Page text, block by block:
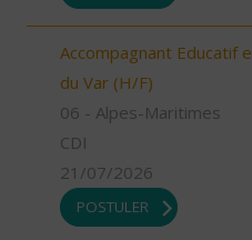
Accompagnant Educatif
du Var (H/F)
06 - Alpes-Maritimes
CDI
21/07/2026
POSTULER